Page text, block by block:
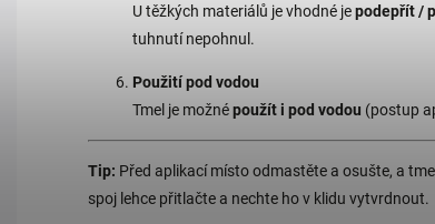
U těžkých materiálů je vhodné jepodepřít /
tuhnutí nepohnul.
Použití pod vodou
Tmel je možnépoužít i pod vodou (postup
Tip: Před aplikací místo odmastěte a osušte, a
spoj lehce přitlačte a nechte ho v klidu vytvrdnout.